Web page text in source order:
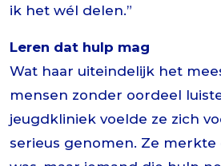
ik het wél delen.”
Leren dat hulp mag
Wat haar uiteindelijk het
mensen zonder oordeel
jeugdkliniek voelde ze zich
serieus genomen. Ze merkte